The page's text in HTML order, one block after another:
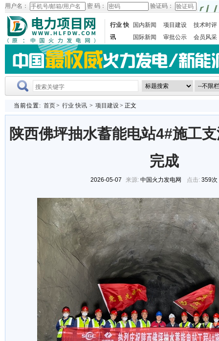
用户名： 密 码： 验证码：
行业 快
讯
国内新闻 项目建设
技术时评
国际新闻
审批公示 会员风采
当前位置: 首页> 行业 快讯 > 项目建设> 正文
陕西佛坪抽水蓄能电站4#施工
完成
2026-05-07 来源: 中国火力发电网 点击: 359次